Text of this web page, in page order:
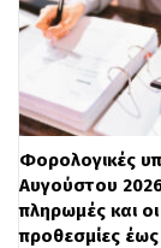
γίνουν
λόγω
την
δεν θα
Φορολογικές
Αυγούστου
πληρωμές και οι
προθεσμίες έως